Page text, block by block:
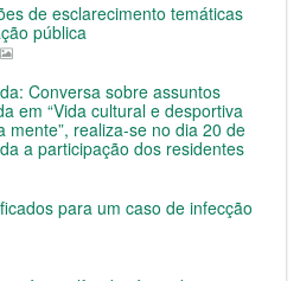
de esclarecimento temáticas
pública
Conversa sobre assuntos
em “Vida cultural e desportiva
mente”, realiza-se no dia 20 de
a participação dos residentes
para um caso de infecção